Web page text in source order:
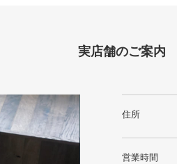
実店舗のご案内
住所
営業時間